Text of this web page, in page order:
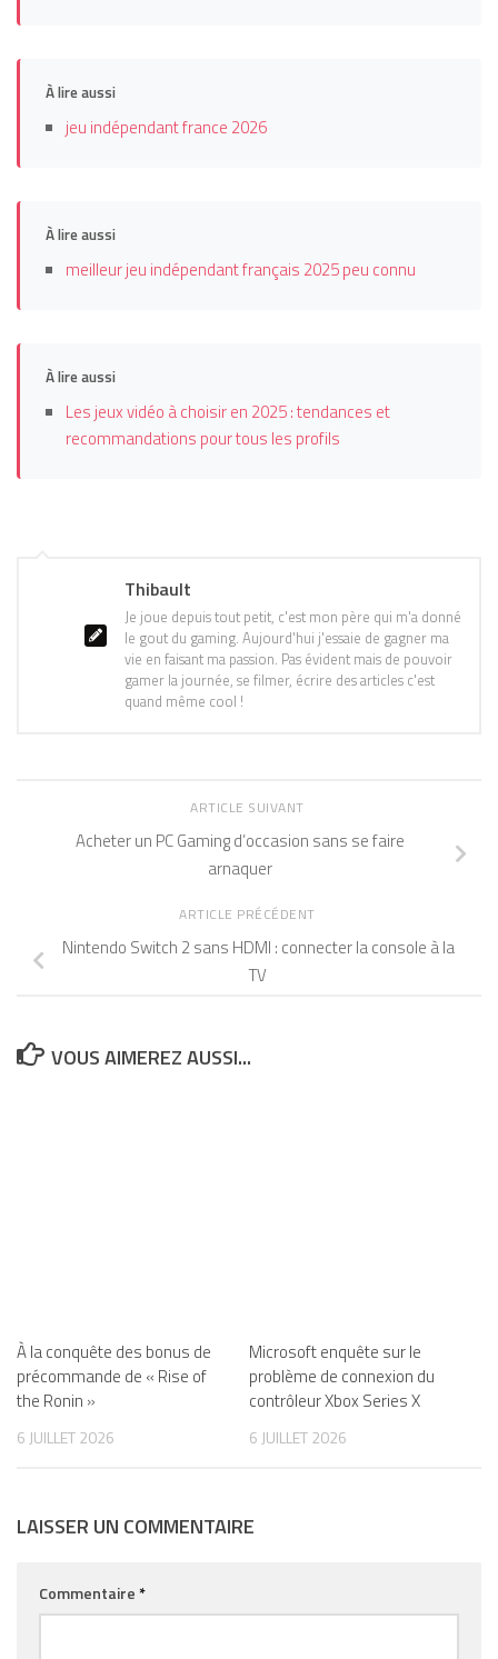
À lire aussi
jeu indépendant france 2026
À lire aussi
meilleur jeu indépendant français 2025 peu connu
À lire aussi
Les jeux vidéo à choisir en 2025 : tendances et
recommandations pour tous les profils
Thibault
Je joue depuis tout petit, c'est mon père qui m'a donné
le gout du gaming. Aujourd'hui j'essaie de gagner ma
vie en faisant ma passion. Pas évident mais de pouvoir
gamer la journée, se filmer, écrire des articles c'est
quand même cool !
ARTICLE SUIVANT
Acheter un PC Gaming d’occasion sans se faire
arnaquer
ARTICLE PRÉCÉDENT
Nintendo Switch 2 sans HDMI : connecter la console à la
TV
VOUS AIMEREZ AUSSI...
À la conquête des bonus de
précommande de « Rise of
the Ronin »
6 JUILLET 2026
Microsoft enquête sur le
problème de connexion du
contrôleur Xbox Series X
6 JUILLET 2026
LAISSER UN COMMENTAIRE
Commentaire*